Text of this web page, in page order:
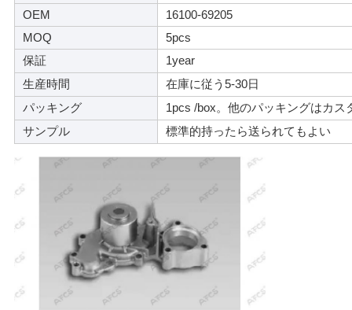
ニ
ュ
ー
ス
引
OEM
16100-69205
MOQ
5pcs
保証
1year
生産時間
在庫に従う5-30日
パッキング
1pcs /box。他のパッキングはカス
サンプル
標準的持ったら送られてもよい